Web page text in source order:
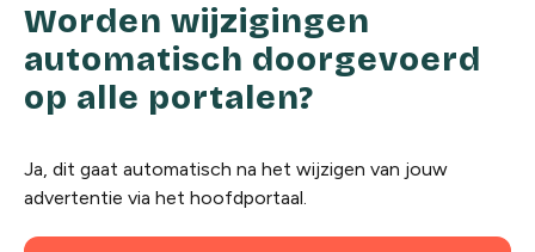
Worden wijzigingen
automatisch doorgevoerd
op alle portalen?
Ja, dit gaat automatisch na het wijzigen van jouw
advertentie via het hoofdportaal.